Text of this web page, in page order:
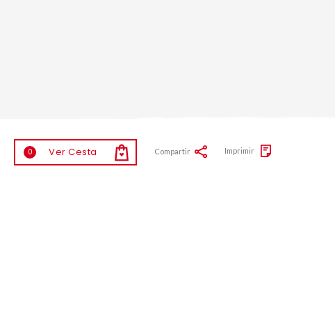
0 Ver Cesta Compartir Imprimir